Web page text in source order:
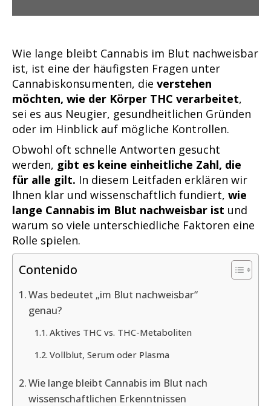
Wie lange bleibt Cannabis im Blut nachweisbar
ist, ist eine der häufigsten Fragen unter
Cannabiskonsumenten, die verstehen
möchten, wie der Körper THC verarbeitet,
sei es aus Neugier, gesundheitlichen Gründen
oder im Hinblick auf mögliche Kontrollen.
Obwohl oft schnelle Antworten gesucht
werden, gibt es keine einheitliche Zahl, die
für alle gilt. In diesem Leitfaden erklären wir
Ihnen klar und wissenschaftlich fundiert, wie
lange Cannabis im Blut nachweisbar ist und
warum so viele unterschiedliche Faktoren eine
Rolle spielen.
Contenido
Was bedeutet „im Blut nachweisbar“
genau?
Aktives THC vs. THC-Metaboliten
Vollblut, Serum oder Plasma
Wie lange bleibt Cannabis im Blut nach
wissenschaftlichen Erkenntnissen